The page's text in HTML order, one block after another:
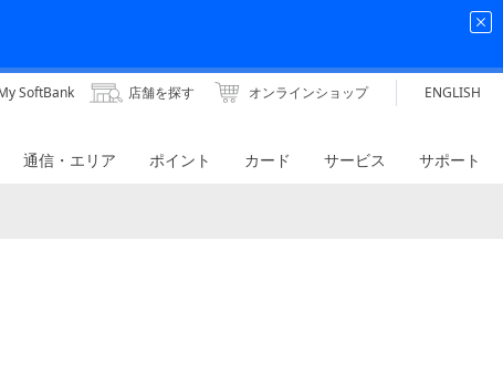
SoftBank 店舗を探す オンラインショップ ENGLISH
通信・エリア ポイント カード サービス サポート